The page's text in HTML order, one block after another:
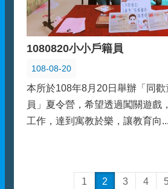
1080820小小戶籍員
108-08-20
本所於108年8月20日舉辦「同
員」夏令營，希望透過闖關遊戲
工作，達到寓教於樂，讓教育向...
1 2 3 4